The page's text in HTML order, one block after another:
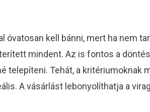
óvatosan kell bánni, mert ha nem
mindent. Az is fontos a
telepíteni. Tehát, a kritériumoknak
A vásárlást lebonyolíthatja a